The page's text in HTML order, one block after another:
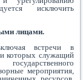
исключить
лицами.
встречи в
которых служащий
мероприятия,